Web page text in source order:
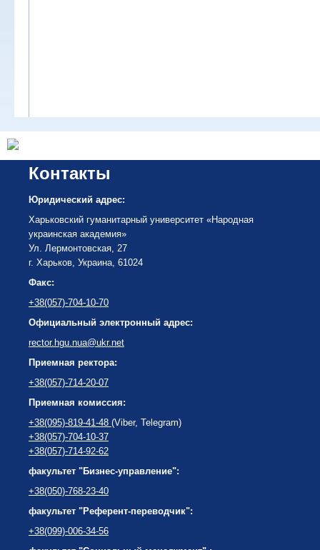
Контакты
Юридический адрес:
Харьковский гуманитарный университет «Народная
украинская академия»
Ул. Лермонтовская, 27
г. Харьков, Украина, 61024
Факс:
+38(057)-704-10-70
Официальный электронный адрес:
rector.hgu.nua@ukr.net
Приемная ректора:
+38(057)-714-20-07
Приемная комиссия:
+38(095)-819-41-48 (Viber, Telegram)
+38(057)-704-10-37
+38(057)-714-92-62
факультет "Бизнес-управление":
+38(050)-768-23-40
факультет "Референт-переводчик":
+38(099)-006-34-56